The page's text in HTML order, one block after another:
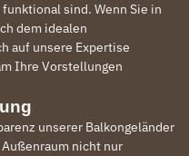
sind. Wenn Sie in
dem idealen
auf unsere Expertise
Ihre Vorstellungen
unserer Balkongeländer
nicht nur